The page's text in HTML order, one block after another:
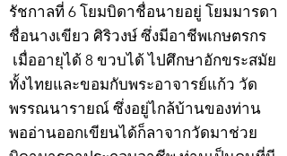
รัชกาลที่ 6 โยมบิดาชื่อนายอยู่ โยมมารดา
ชื่อนางเขียว ศิริวงษ์ ซึ่งมีอาชีพเกษตรกร
เมื่ออายุได้ 8 ขวบได้ ไปศึกษาอักขระสมัย
ทั้งไทยและขอมกับพระอาจารย์แก้ว วัด
พรรณนารายณ์ ซึ่งอยู่ไกล้บ้านของท่าน
พออ่านออกเขียนได้ก็ลาจากวัดมาช่วย